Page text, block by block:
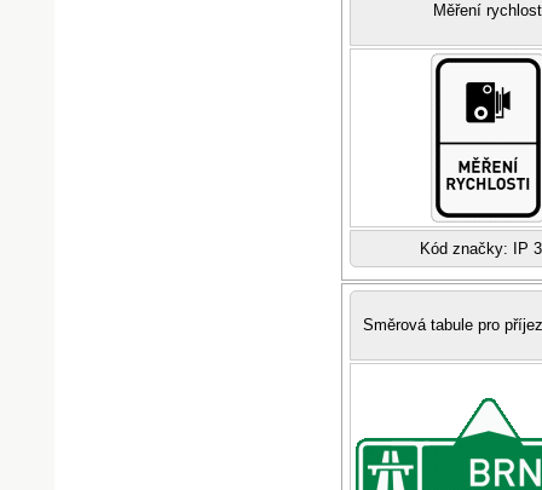
Měření
Kód značky: IP
Směrová tabule pro